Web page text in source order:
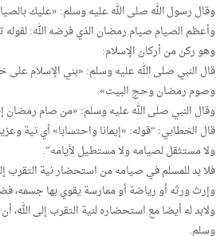
وقال رسول الله صلى الله عليه وسلم: «عليك
وأعظم الصيام صيام رمضان الذي فرضه الله:
وهو ركن من أركان الإسلام:
قال النبي صلى الله عليه وسلم: «بني الإسلام على
وصوم رمضان وحج البيت».
وقال النبي صلى الله عليه وسلم: «من صام رمضان
قال الخطابي: “قوله: «إيمانا واحتسابا» أي نية
ولا مستثقل لصيامه ولا مستطيل لأيامه”.
فلا بد للمسلم في صيامه من استحضار نية التقرب
وإرث ورثه أو رياضة أو ممارسة يقوي بها جسمه،
ولابد له أيضا مع استحضاره لنية التقرب إلى
وسلم.